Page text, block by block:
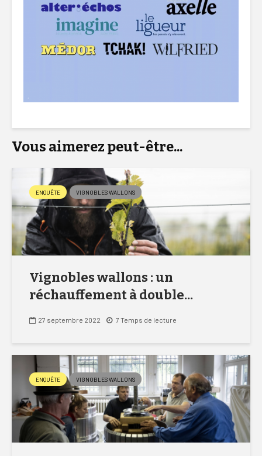
Vous aimerez peut-être...
ENQUÊTE VIGNOBLES WALLONS
Vignobles wallons : un
réchauffement à double...
27 septembre 2022 7 Temps de lecture
ENQUÊTE VIGNOBLES WALLONS